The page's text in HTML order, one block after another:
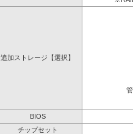
追加ストレージ【選択】
BIOS
チップセット